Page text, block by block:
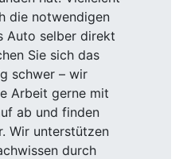
die notwendigen
Auto selber direkt
Sie sich das
schwer – wir
Arbeit gerne mit
ab und finden
Wir unterstützen
durch